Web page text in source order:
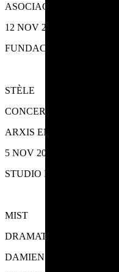
ASOCIACIÓN AÏS,
12 NOV 2022
FUNDACIÓN LUIS
STÈLE
CONCERTO
ARXIS ENSEMBLE
5 NOV 2022
STUDIO FOLLOW
MIST
DRAMATURXIAS
DAMIEN JALET, KOHEI